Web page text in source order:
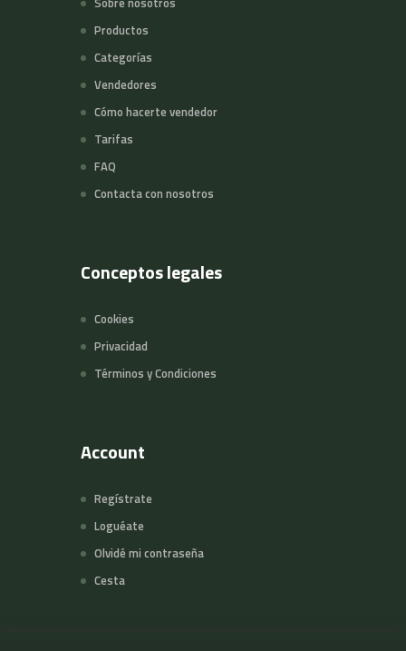
Productos
Categorías
Vendedores
Cómo hacerte vendedor
Tarifas
FAQ
Contacta con nosotros
Conceptos legales
Cookies
Privacidad
Términos y Condiciones
Account
Regístrate
Loguéate
Olvidé mi contraseña
Cesta